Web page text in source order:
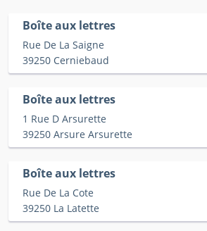
Boîte aux lettres
Rue De La Saigne
39250 Cerniebaud
Boîte aux lettres
1 Rue D Arsurette
39250 Arsure Arsurette
Boîte aux lettres
Rue De La Cote
39250 La Latette